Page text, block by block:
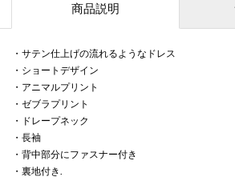
商品説明
・サテン仕上げの流れるようなドレス
・ショートデザイン
・アニマルプリント
・ゼブラプリント
・ドレープネック
・長袖
・背中部分にファスナー付き
・裏地付き.